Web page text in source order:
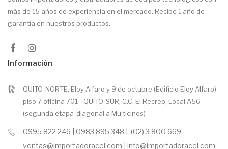
más de 15 años de experiencia en el mercado. Recibe 1 año de
garantía en nuestros productos.
Información
QUITO-NORTE, Eloy Alfaro y 9 de octubre (Edificio Eloy Alfaro)
piso 7 oficina 701 - QUITO-SUR, C.C. El Recreo, Local A56
(segunda etapa-diagonal a Multicines)
0995 822 246 | 0983 895 348 | (02) 3 800 669
ventas@importadoracel.com | info@importadoracel.com